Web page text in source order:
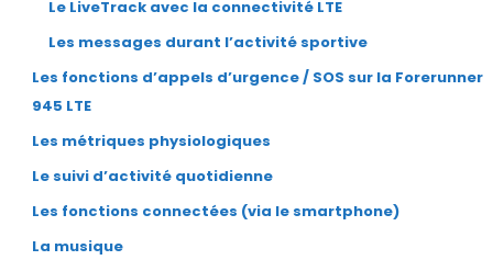
Le LiveTrack avec la connectivité LTE
Les messages durant l’activité sportive
Les fonctions d’appels d’urgence / SOS sur la Forerunner
945 LTE
Les métriques physiologiques
Le suivi d’activité quotidienne
Les fonctions connectées (via le smartphone)
La musique